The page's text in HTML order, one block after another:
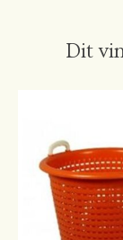
Dit
Items van